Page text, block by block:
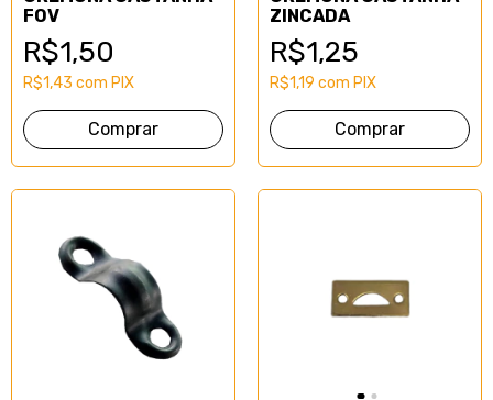
FOV
R$1,50
R$1,43 com PIX
ZINCADA
R$1,25
R$1,19 com PIX